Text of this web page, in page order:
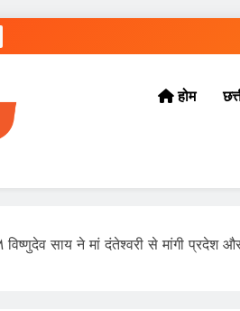
होम
साय ने मां दंतेश्वरी से मांगी प्रदेश